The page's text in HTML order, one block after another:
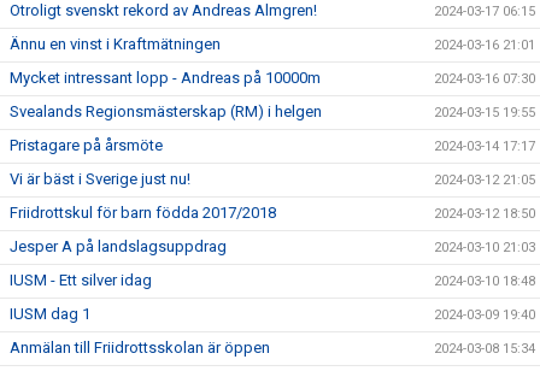
Otroligt svenskt rekord av Andreas Almgren! 2024-03-17 06:15
Ännu en vinst i Kraftmätningen 2024-03-16 21:01
Mycket intressant lopp - Andreas på 10000m 2024-03-16 07:30
Svealands Regionsmästerskap (RM) i helgen 2024-03-15 19:55
Pristagare på årsmöte 2024-03-14 17:17
Vi är bäst i Sverige just nu! 2024-03-12 21:05
Friidrottskul för barn födda 2017/2018 2024-03-12 18:50
Jesper A på landslagsuppdrag 2024-03-10 21:03
IUSM - Ett silver idag 2024-03-10 18:48
IUSM dag 1 2024-03-09 19:40
Anmälan till Friidrottsskolan är öppen 2024-03-08 15:34